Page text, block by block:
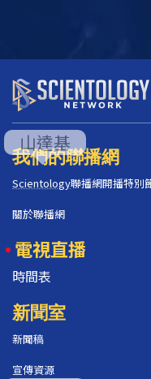
我們的聯播網
Scientology聯播網開播特別
關於聯播網
電視直播
時間表
新聞室
新聞稿
宣傳資源